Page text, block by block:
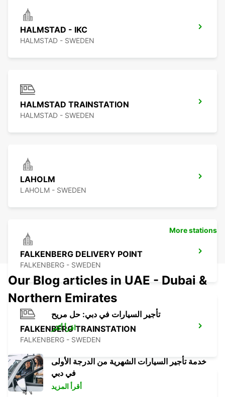
HALMSTAD - IKC
HALMSTAD - SWEDEN
HALMSTAD TRAINSTATION
HALMSTAD - SWEDEN
LAHOLM
LAHOLM - SWEDEN
FALKENBERG DELIVERY POINT
FALKENBERG - SWEDEN
FALKENBERG TRAINSTATION
FALKENBERG - SWEDEN
More stations
Our Blog articles in UAE - Dubai &
Northern Emirates
تأجير السيارات في دبي: حل مريح
اقرأ أكثر
خدمة تأجير السيارات الشهرية من الدرجة الأولى
في دبي
أقرأ المزيد